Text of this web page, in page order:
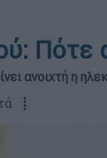
Πότε
ανοιχτή η
┋